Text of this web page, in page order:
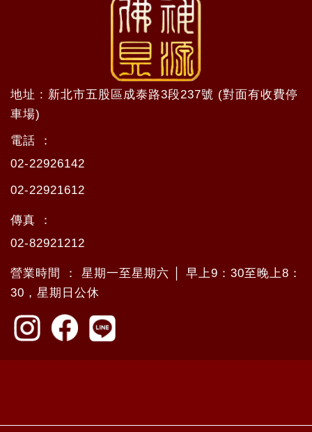
地址 : 新北市五股區成泰路3段237號 (對面有收費停
車場)
電話 ：
02-22926142
02-22921612
傳真 ：
02-82921212
營業時間 ： 星期一至星期六 │ 早上9：30至晚上8：
30，星期日公休